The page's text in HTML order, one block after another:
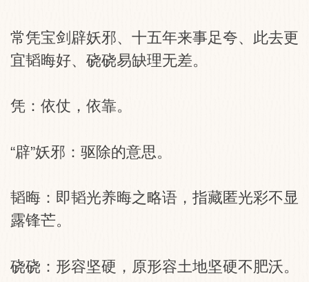
常凭宝剑辟妖邪、十五年来事足夸、此去更
宜韬晦好、硗硗易缺理无差。
凭：依仗，依靠。
“辟”妖邪：驱除的意思。
韬晦：即韬光养晦之略语，指藏匿光彩不显
露锋芒。
硗硗：形容坚硬，原形容土地坚硬不肥沃。